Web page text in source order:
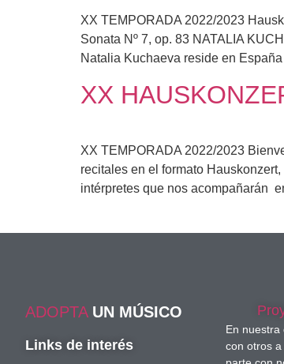
XX TEMPORADA 2022/2023
Sonata Nº 7, op. 83 NATALIA
Natalia Kuchaeva reside en
XX
XX TEMPORADA 2022/2023
recitales en el formato
intérpretes que nos acompañarán
ADOPTA UN MÚSICO
Links de interés
En
con otros